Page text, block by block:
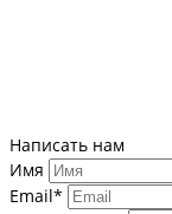
Написать нам
Имя
Email*